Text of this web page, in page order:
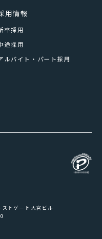
用情報
卒採用
途採用
ルバイト・パート採用
トゲート大宮ビル